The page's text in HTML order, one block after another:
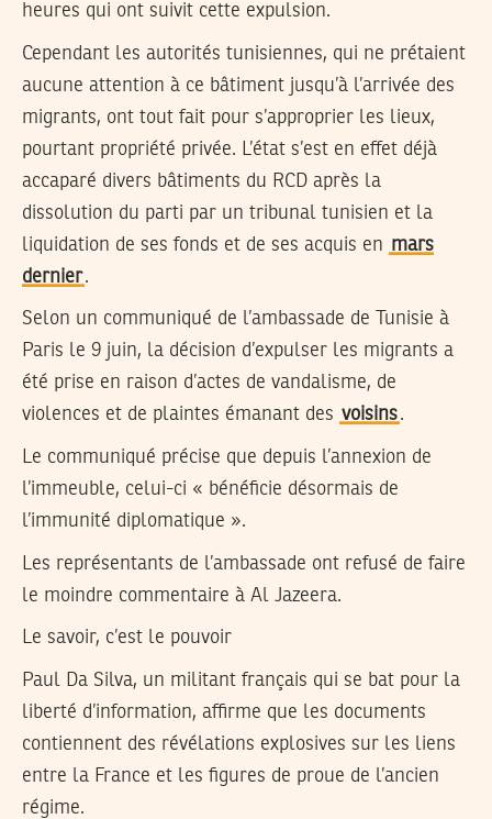
heures qui ont suivit cette expulsion.
Cependant les autorités tunisiennes, qui ne prétaient
aucune attention à ce bâtiment jusqu’à l’arrivée des
migrants, ont tout fait pour s’approprier les lieux,
pourtant propriété privée. L’état s’est en effet déjà
accaparé divers bâtiments du RCD après la
dissolution du parti par un tribunal tunisien et la
liquidation de ses fonds et de ses acquis en mars
dernier.
Selon un communiqué de l’ambassade de Tunisie à
Paris le 9 juin, la décision d’expulser les migrants a
été prise en raison d’actes de vandalisme, de
violences et de plaintes émanant des voisins.
Le communiqué précise que depuis l’annexion de
l’immeuble, celui-ci « bénéficie désormais de
l’immunité diplomatique ».
Les représentants de l’ambassade ont refusé de faire
le moindre commentaire à Al Jazeera.
Le savoir, c’est le pouvoir
Paul Da Silva, un militant français qui se bat pour la
liberté d’information, affirme que les documents
contiennent des révélations explosives sur les liens
entre la France et les figures de proue de l’ancien
régime.